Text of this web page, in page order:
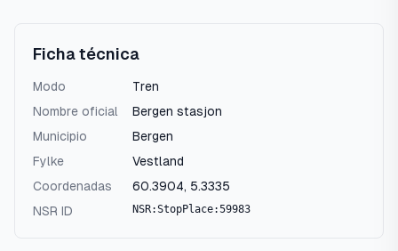
Ficha técnica
Modo
Tren
Nombre oficial
Bergen stasjon
Municipio
Bergen
Fylke
Vestland
Coordenadas
60.3904, 5.3335
NSR ID
NSR:StopPlace:59983